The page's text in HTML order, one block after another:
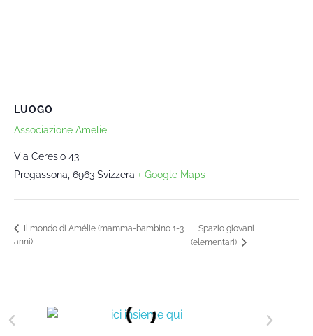
LUOGO
Associazione Amélie
Via Ceresio 43
Pregassona 6963 Svizzera + Google Maps
Il mondo di Amélie (mamma-bambino 1-3
anni)
Spazio giovani
(elementari)